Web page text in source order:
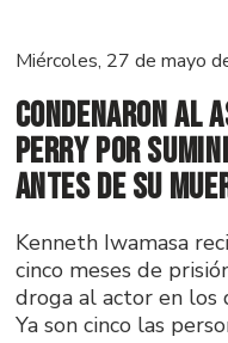
Miércoles, 27 de mayo
Condenaron al
Perry por
antes de su
Kenneth Iwamasa
cinco meses de
droga al actor en los
Ya son cinco las